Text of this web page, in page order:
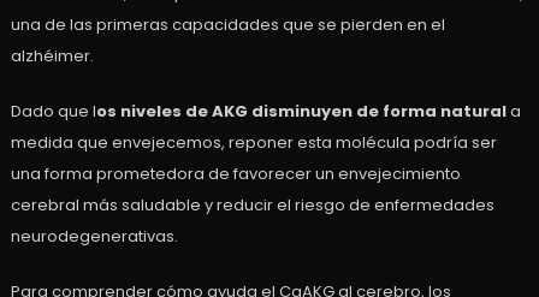
una de las primeras capacidades que se pierden en el
alzhéimer.
Dado que los niveles de AKG disminuyen de forma naturala
medida que envejecemos, reponer esta molécula podría ser
una forma prometedora de favorecer un envejecimiento
cerebral más saludable y reducir el riesgo de enfermedades
neurodegenerativas.
Para comprender cómo ayuda el CaAKG al cerebro, los